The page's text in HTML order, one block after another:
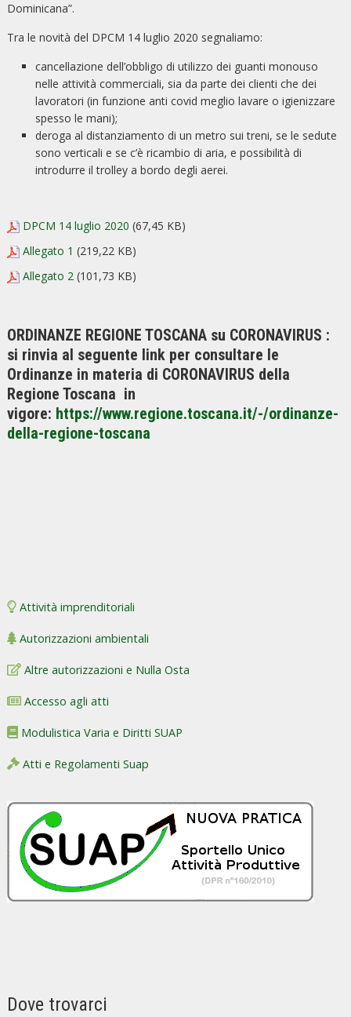
Attività imprenditoriali
Autorizzazioni ambientali
Altre autorizzazioni e Nulla Osta
Accesso agli atti
Modulistica Varia e Diritti SUAP
Atti e Regolamenti Suap
Dominicana”.
Tra le novità del DPCM 14 luglio 2020 segnaliamo:
cancellazione dell’obbligo di utilizzo dei guanti monouso
nelle attività commerciali, sia da parte dei clienti che dei
lavoratori (in funzione anti covid meglio lavare o igienizzare
spesso le mani);
deroga al distanziamento di un metro sui treni, se le sedute
sono verticali e se c’è ricambio di aria, e possibilità di
introdurre il trolley a bordo degli aerei.
DPCM 14 luglio 2020 (67,45 KB)
Allegato 1 (219,22 KB)
Allegato 2 (101,73 KB)
ORDINANZE REGIONE TOSCANA su CORONAVIRUS :
si rinvia al seguente link per consultare le
Ordinanze in materia di CORONAVIRUS della
Regione Toscana in
vigore: https://www.regione.toscana.it/-/ordinanze-
della-regione-toscana
Dove trovarci